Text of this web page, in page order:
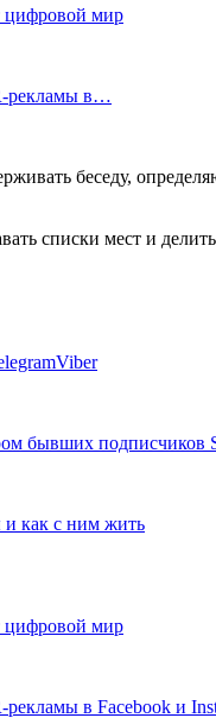
цифровой мир
рекламы в…
беседу,
списки мест и
Viber
бывших подписчиков
и как с ним жить
цифровой мир
в Facebook и